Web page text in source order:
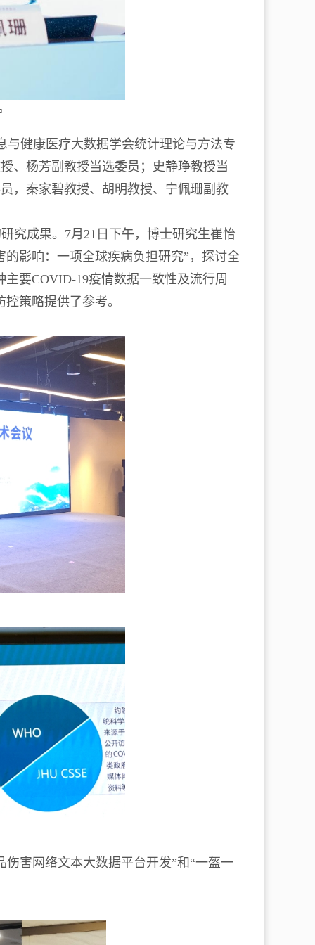
与健康医疗大数据学会统计理论与方法专
、杨芳副教授当选委员；史静琤教授当
，秦家碧教授、胡明教授、宁佩珊副教
究成果。7月21日下午，博士研究生崔怡
影响：一项全球疾病负担研究”，探讨全
要COVID-19疫情数据一致性及流行周
策略提供了参考。
害网络文本大数据平台开发”和“一盔一